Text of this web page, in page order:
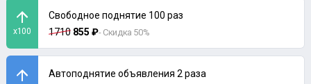
x100
Свободное поднятие 100 раз
1710 855 ₽- Скидка 50%
Автоподнятие объявления 2 раза